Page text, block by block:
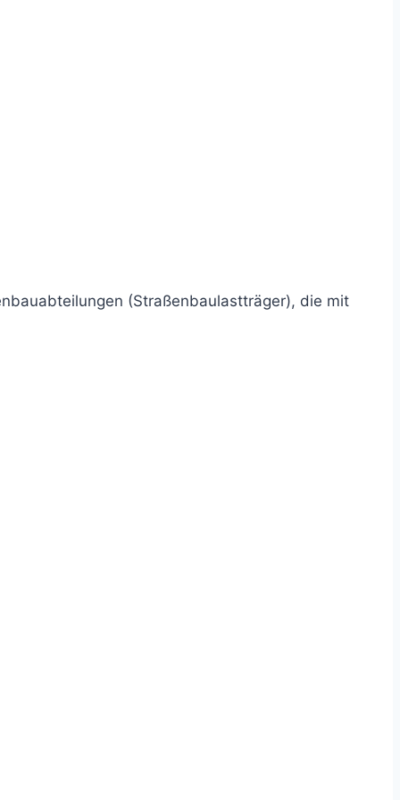
(Straßenbaulastträger), die mit